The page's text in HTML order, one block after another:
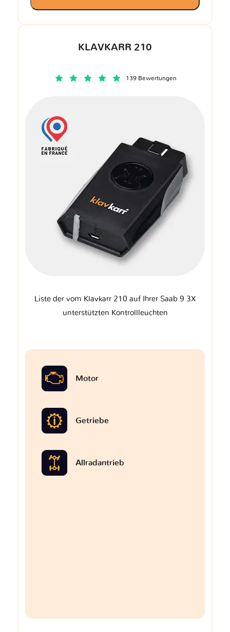
KLAVKARR 210
139 Bewertungen
Liste der vom Klavkarr 210 auf Ihrer Saab 9 3X
unterstützten Kontrollleuchten
Motor
Getriebe
Allradantrieb